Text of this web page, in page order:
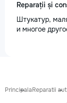
Reparații și
Штукатур,
и многое
PrincipalaReparatii